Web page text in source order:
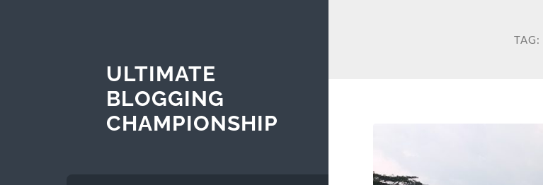
ULTIMATE
BLOGGING
CHAMPIONSHIP
TAG: